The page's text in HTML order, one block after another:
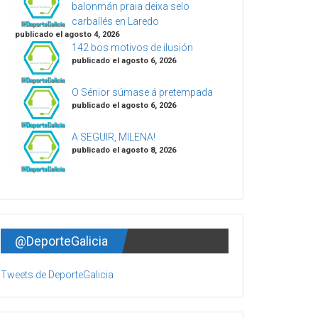
balonmán praia deixa selo
carballés en Laredo
publicado el agosto 4, 2026
142 bos motivos de ilusión
publicado el agosto 6, 2026
O Sénior súmase á pretempada
publicado el agosto 6, 2026
A SEGUIR, MILENA!
publicado el agosto 8, 2026
@DeporteGalicia
Tweets de DeporteGalicia